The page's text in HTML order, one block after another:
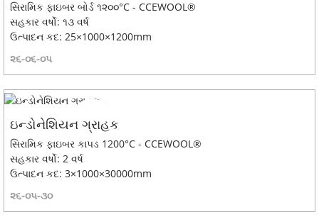
સિરામિક ફાઇબર બોર્ડ ૧૨૦૦°C - CCEWOOL®
સહકાર વર્ષો: ૧૩ વર્ષ
ઉત્પાદન કદ: 25×1000×1200mm
૨૬-૦૬-૦૫
ઇન્ડોનેશિયન ગ્રાહક
સિરામિક ફાઇબર કાપડ 1200°C - CCEWOOL®
સહકાર વર્ષો: 2 વર્ષ
ઉત્પાદન કદ: 3×1000×30000mm
૨૬-૦૫-૩૦